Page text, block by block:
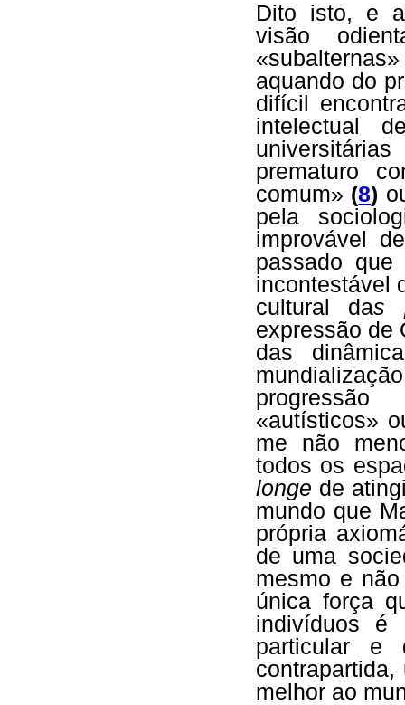
Dito isto, e
visão
aquando do
difícil
intelectual
prematuro
comum» (8)
pela
improvável
passado
incontestável
cultural das
expressão de
das
«autísticos»
me não
todos os
longe de
mundo que
própria
de uma
mesmo e
única força
indivíduos é
particular e
melhor ao